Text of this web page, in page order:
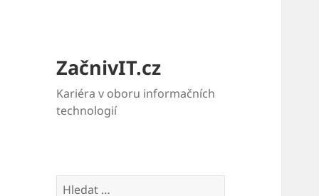
ZačnivIT.cz
Kariéra v oboru informačních
technologií
Vyhledávání